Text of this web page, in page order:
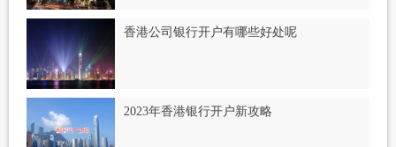
香港公司银行开户有哪些好处呢
2023年香港银行开户新攻略